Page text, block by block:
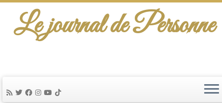
Le journal de Personne